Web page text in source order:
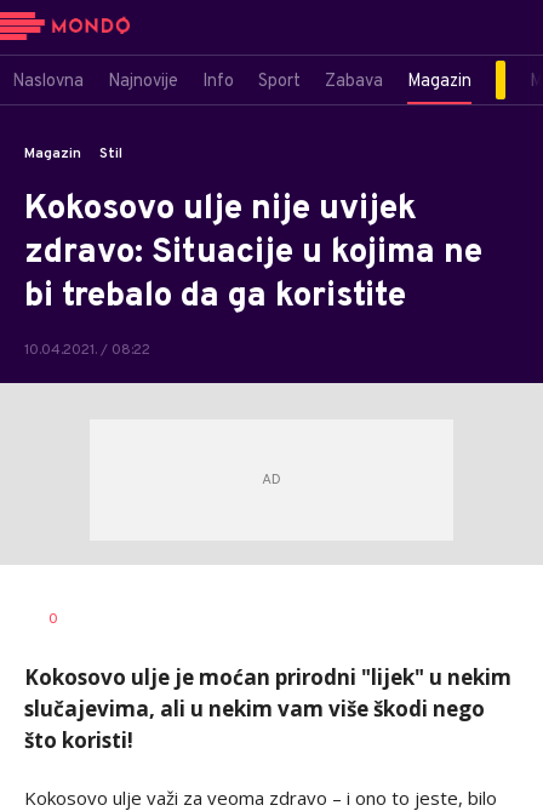
Naslovna Najnovije Info Sport Zabava Magazin
Magazin Stil
Kokosovo ulje nije uvijek
zdravo: Situacije u kojima ne
bi trebalo da ga koristite
10.04.2021. / 08:22
AUTOR
0
Kokosovo ulje je moćan prirodni "lijek" u nekim
slučajevima, ali u nekim vam više škodi nego
što koristi!
Kokosovo ulje važi za veoma zdravo – i ono to jeste, bilo